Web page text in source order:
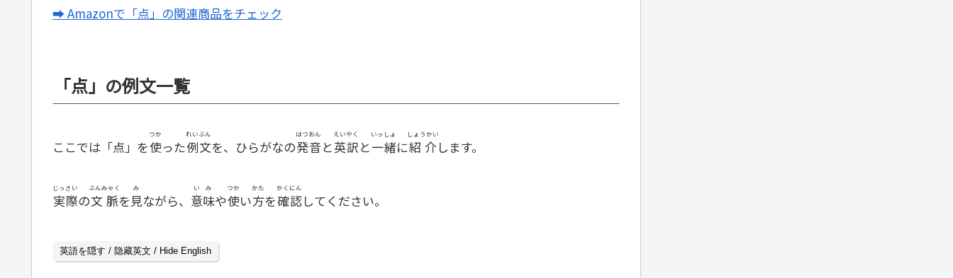
➡ Amazonで「点」の関連商品をチェック
「点」の例文一覧
ここでは「点」を使
つか
った例文
れいぶん
を、ひらがなの発音
はつおん
と英訳
えいやく
と一緒
いっしょ
に紹介
しょうかい
します。
実際
じっさい
の文脈
ぶんみゃく
を 見
み
ながら、 意味
いみ
や使
つか
い方
かた
を確認
かくにん
してください。
英語を隠す / 隐藏英文 / Hide English